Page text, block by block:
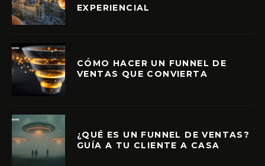
EXPERIENCIAL
CÓMO HACER UN FUNNEL DE
VENTAS QUE CONVIERTA
¿QUÉ ES UN FUNNEL DE VENTAS?
GUÍA A TU CLIENTE A CASA